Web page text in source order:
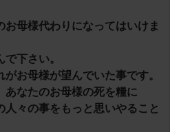
母様代わりになってはいけま
下さい。
お母様が望んでいた事です。
あなたのお母様の死を糧に
人々の事をもっと思いやること